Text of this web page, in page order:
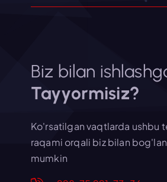
Biz bilan
Tayyormisiz?
Ko'rsatilgan vaqtlarda ushbu
raqami orqali biz bilan
mumkin